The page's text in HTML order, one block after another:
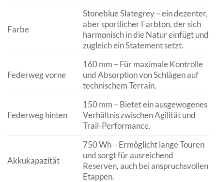
Farbe
Stoneblue Slategrey – ein dezenter,
aber sportlicher Farbton, der sich
harmonisch in die Natur einfügt und
zugleich ein Statement setzt.
Federweg vorne
160 mm – Für maximale Kontrolle
und Absorption von Schlägen auf
technischem Terrain.
Federweg hinten
150 mm – Bietet ein ausgewogenes
Verhältnis zwischen Agilität und
Trail-Performance.
Akkukapazität
750 Wh – Ermöglicht lange Touren
und sorgt für ausreichend
Reserven, auch bei anspruchsvollen
Etappen.